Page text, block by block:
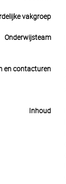
vakgroep
Onderwijsteam
en contacturen
Inhoud